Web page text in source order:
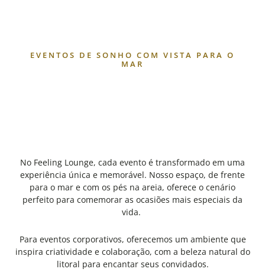
EVENTOS DE SONHO COM VISTA PARA O
MAR
No Feeling Lounge, cada evento é transformado em uma
experiência única e memorável. Nosso espaço, de frente
para o mar e com os pés na areia, oferece o cenário
perfeito para comemorar as ocasiões mais especiais da
vida.
Para eventos corporativos, oferecemos um ambiente que
inspira criatividade e colaboração, com a beleza natural do
litoral para encantar seus convidados.